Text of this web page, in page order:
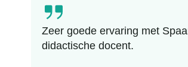
Zeer goede ervaring met
didactische docent.